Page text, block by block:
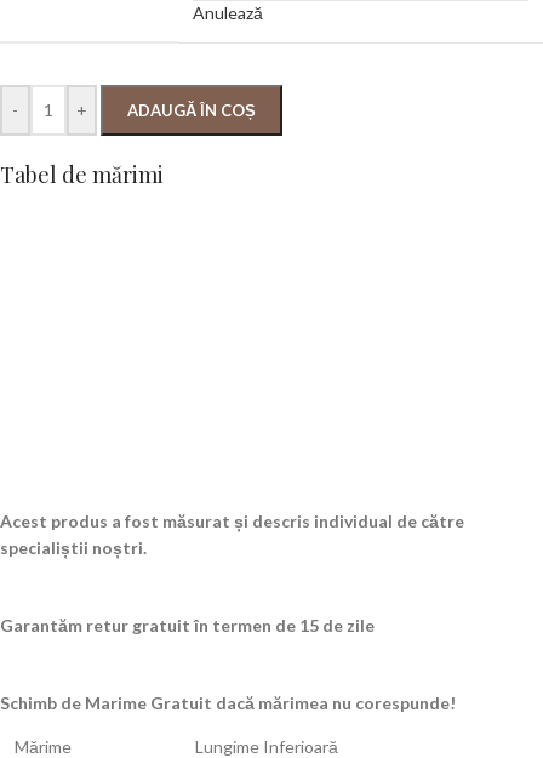
Anulează
- + ADAUGĂ ÎN COȘ
Tabel de mărimi
Acest produs a fost măsurat și descris individual de către
specialiștii noștri.
Garantăm retur gratuit în termen de 15 de zile
Schimb de Marime Gratuit dacă mărimea nu corespunde!
Mărime Lungime Inferioară